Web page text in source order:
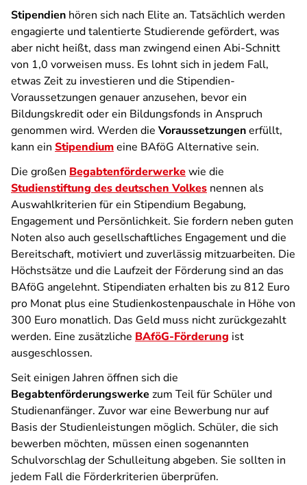
Stipendien hören sich nach Elite an. Tatsächlich werden
engagierte und talentierte Studierende gefördert, was
aber nicht heißt, dass man zwingend einen Abi-Schnitt
von 1,0 vorweisen muss. Es lohnt sich in jedem Fall,
etwas Zeit zu investieren und die Stipendien-
Voraussetzungen genauer anzusehen, bevor ein
Bildungskredit oder ein Bildungsfonds in Anspruch
genommen wird. Werden die Voraussetzungenerfüllt,
kann ein Stipendiumeine BAföG Alternative sein.
Die großen Begabtenförderwerkewie die
Studienstiftung des deutschen Volkes nennen als
Auswahlkriterien für ein Stipendium Begabung,
Engagement und Persönlichkeit. Sie fordern neben guten
Noten also auch gesellschaftliches Engagement und die
Bereitschaft, motiviert und zuverlässig mitzuarbeiten. Die
Höchstsätze und die Laufzeit der Förderung sind an das
BAföG angelehnt. Stipendiaten erhalten bis zu 812 Euro
pro Monat plus eine Studienkostenpauschale in Höhe von
300 Euro monatlich. Das Geld muss nicht zurückgezahlt
werden. Eine zusätzliche BAföG-Förderung ist
ausgeschlossen.
Seit einigen Jahren öffnen sich die
Begabtenförderungswerke zum Teil für Schüler und
Studienanfänger. Zuvor war eine Bewerbung nur auf
Basis der Studienleistungen möglich. Schüler, die sich
bewerben möchten, müssen einen sogenannten
Schulvorschlag der Schulleitung abgeben. Sie sollten in
jedem Fall die Förderkriterien überprüfen.